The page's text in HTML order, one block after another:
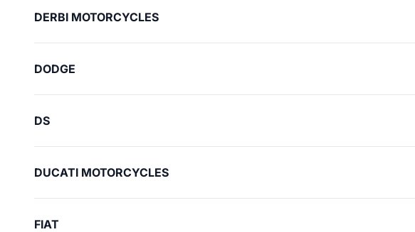
DERBI MOTORCYCLES
DODGE
DS
DUCATI MOTORCYCLES
FIAT